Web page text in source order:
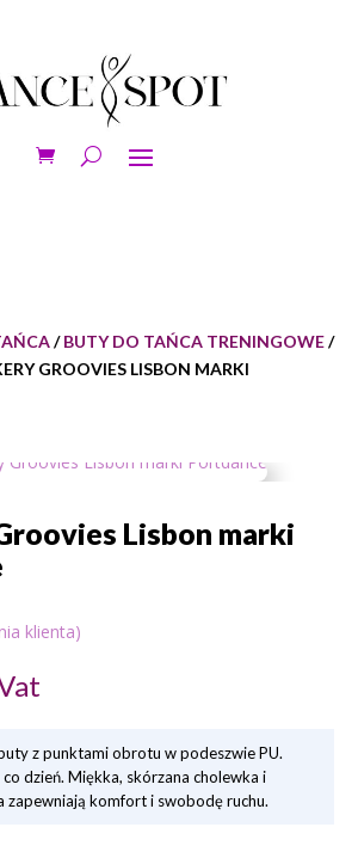
/BUTY DO TAŃCA TRENINGOWE/
GROOVIES LISBON MARKI
Lisbon marki
klienta)
z punktami obrotu w podeszwie PU.
dzień. Miękka, skórzana cholewka i
zapewniają komfort i swobodę ruchu.